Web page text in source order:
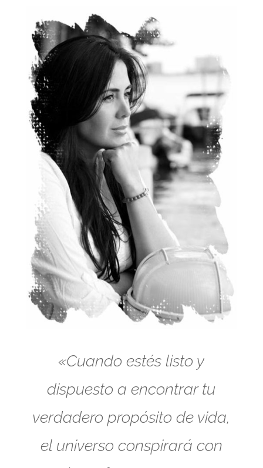
«Cuando estés listo y
dispuesto a encontrar tu
verdadero propósito de vida,
el universo conspirará con